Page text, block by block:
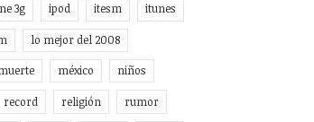
3g ipod itesm itunes
lo mejor del 2008
méxico niños
record religión rumor